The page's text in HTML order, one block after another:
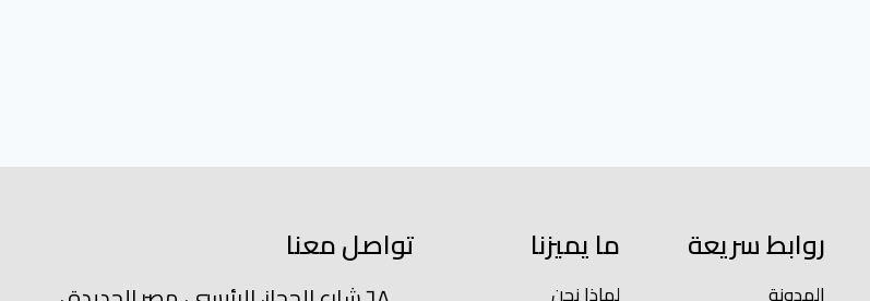
روابط سريعة ما يميزنا تواصل معنا